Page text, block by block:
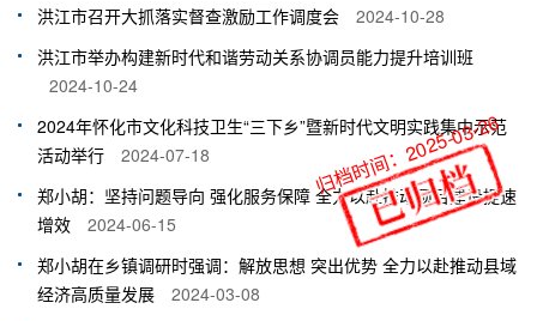
洪江市召开大抓落实督查激励工作调度会
2024-10-28
洪江市举办构建新时代和谐劳动关系协调员能力提升培训班
2024-10-24
2024年怀化市文化科技卫生“三下乡”暨新时代文明实践集中示范
活动举行
2024-07-18
郑小胡：坚持问题导向 强化服务保障 全力以赴推动项目建设提速
增效
2024-06-15
郑小胡在乡镇调研时强调：解放思想 突出优势 全力以赴推动县域
经济高质量发展
2024-03-08
归档时间：2025-03-26